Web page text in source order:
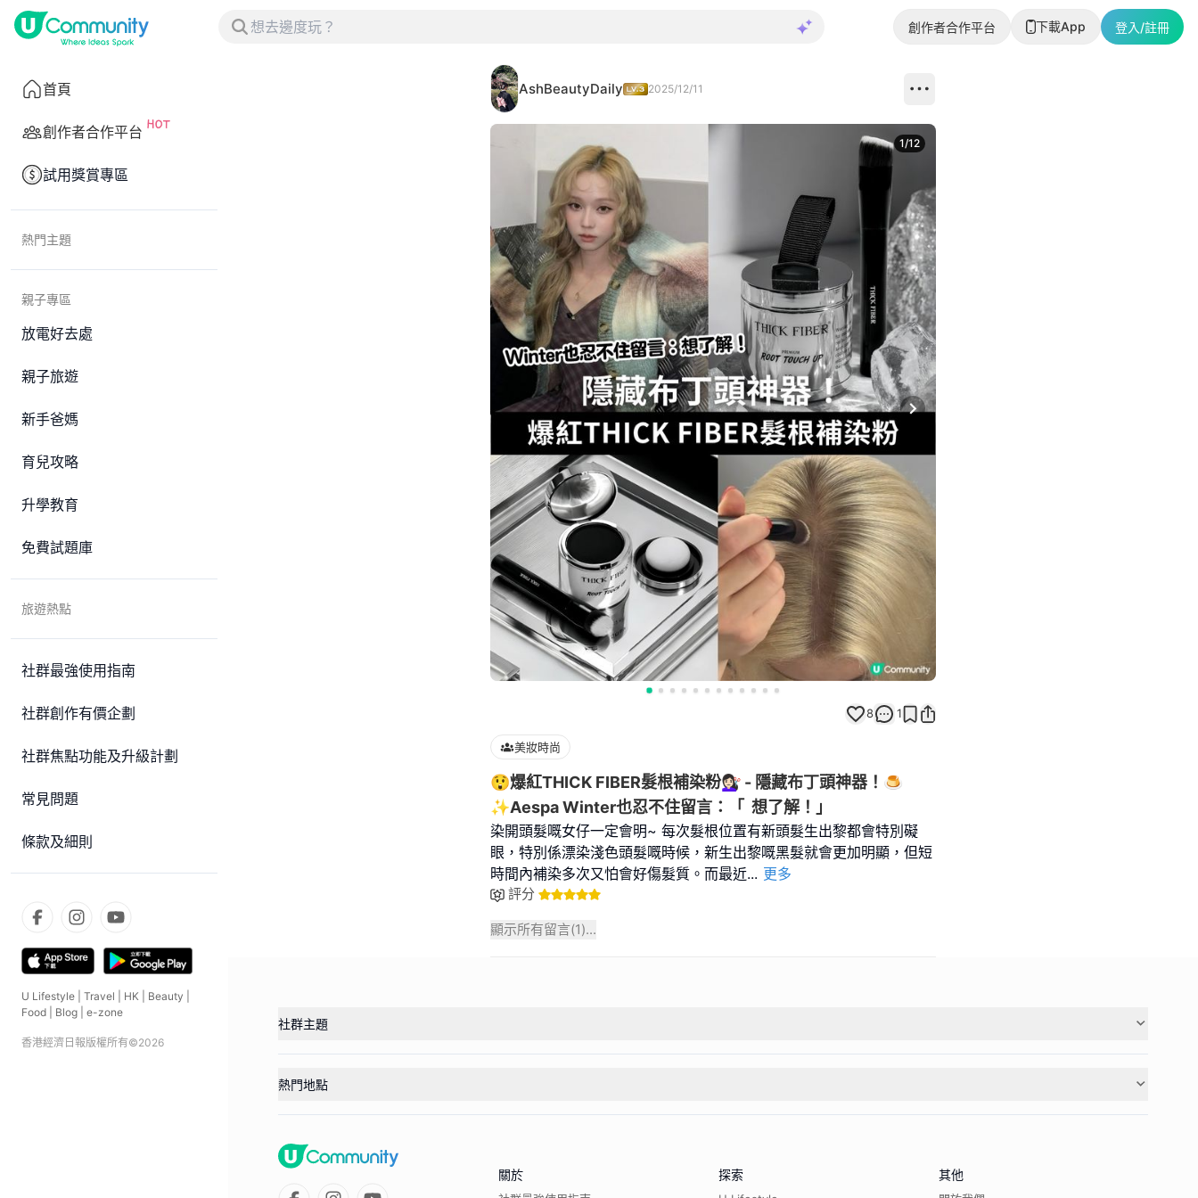
創作者合作平台 下載App 登入/註冊
首頁
創作者合作平台
試用獎賞專區
熱門主題
親子專區
放電好去處
親子旅遊
新手爸媽
育兒攻略
升學教育
免費試題庫
旅遊熱點
社群最強使用指南
社群創作有價企劃
社群焦點功能及升級計劃
常見問題
條款及細則
U Lifestyle Travel HK Beauty
Food
Blog e-zone
香港經濟日報版權所有©2026
AshBeautyDaily 2025/12/11
Next slide
1/12
8 1
美妝時尚
😲爆紅THICK FIBER髮根補染粉💇🏻‍♀️ - 隱藏布丁頭神器！🍮
✨Aespa Winter也忍不住留言：「 想了解！」
染開頭髮嘅女仔一定會明~ 每次髮根位置有新頭髮生出黎都會特別礙
眼，特別係漂染淺色頭髮嘅時候，新生出黎嘅黑髮就會更加明顯，但短
時間內補染多次又怕會好傷髮質。而最近... 更多
評分
顯示所有留言(1)...
社群主題
熱門地點
關於 探索 其他